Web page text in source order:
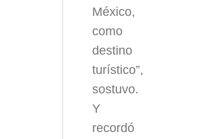
México,
como
destino
turístico”,
sostuvo.
Y
recordó